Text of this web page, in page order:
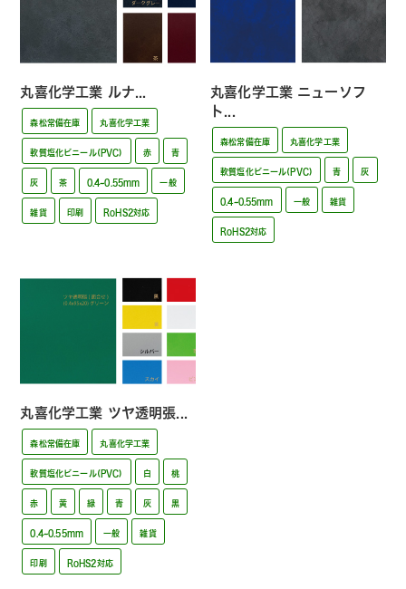
丸喜化学工業 ルナ...
森松常備在庫 丸喜化学工業
軟質塩化ビニール(PVC) 赤 青
灰 茶 0.4~0.55mm 一般
雑貨 印刷 RoHS2対応
丸喜化学工業 ニューソフ
ト...
森松常備在庫 丸喜化学工業
軟質塩化ビニール(PVC) 青 灰
0.4~0.55mm 一般 雑貨
RoHS2対応
丸喜化学工業 ツヤ透明張...
森松常備在庫 丸喜化学工業
軟質塩化ビニール(PVC) 白 桃
赤 黄 緑 青 灰 黒
0.4~0.55mm 一般 雑貨
印刷 RoHS2対応